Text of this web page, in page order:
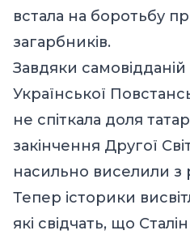
встала на боротьбу
загарбників.
Завдяки самовідданій
Української
не спіткала доля
закінчення Другої
насильно виселили з
Тепер історики
які свідчать, що